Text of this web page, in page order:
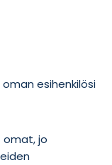
oman esihenkilösi
omat, jo